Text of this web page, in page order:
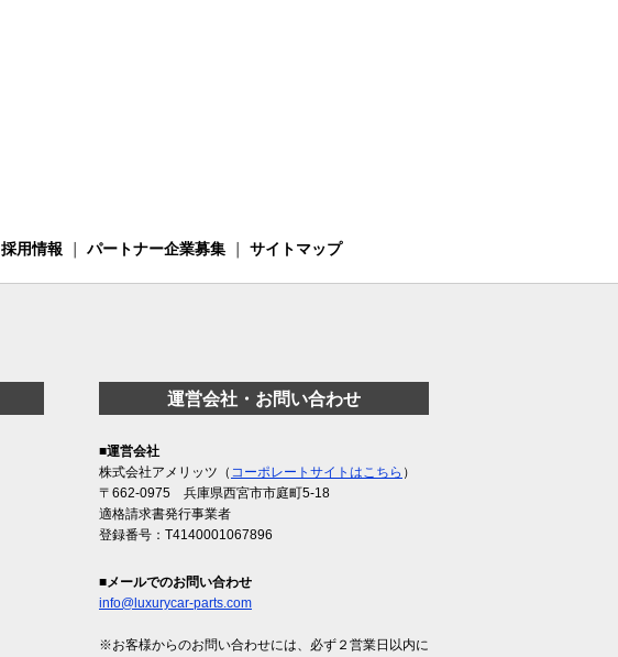
採用情報 パートナー企業募集 サイトマップ
運営会社・お問い合わせ
■運営会社
株式会社アメリッツ（ コーポレートサイトはこちら ）
〒662-0975 兵庫県西宮市市庭町5-18
適格請求書発行事業者
登録番号：T4140001067896
■メールでのお問い合わせ
info@luxurycar-parts.com
※お客様からのお問い合わせには、必ず２営業日以内に